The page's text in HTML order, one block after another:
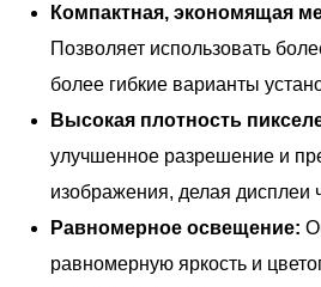
Компактная, экономящая
Позволяет использовать
более гибкие варианты
Высокая плотность
улучшенное разрешение и
изображения, делая дисплеи
Равномерное освещение:
равномерную яркость и